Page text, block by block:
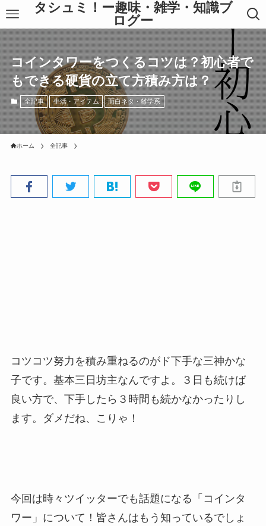
タシュミ！ー趣味・雑学・知識ブ
ログー
コインタワーをつくるコツは？初心者で
もできる硬貨の立て方積み方は？
全記事 生活・アイテム 面白ネタ・雑学系
ホーム 全記事
コツコツ努力を積み重ねるのがド下手な三神かな
子です。基本三日坊主なんですよ。３日も続けば
良い方で、下手したら３時間も続かなかったりし
ます。ダメだね、こりゃ！
今回は時々ツイッターでも話題になる「コインタ
ワー」について！皆さんはもう知っているでしょ